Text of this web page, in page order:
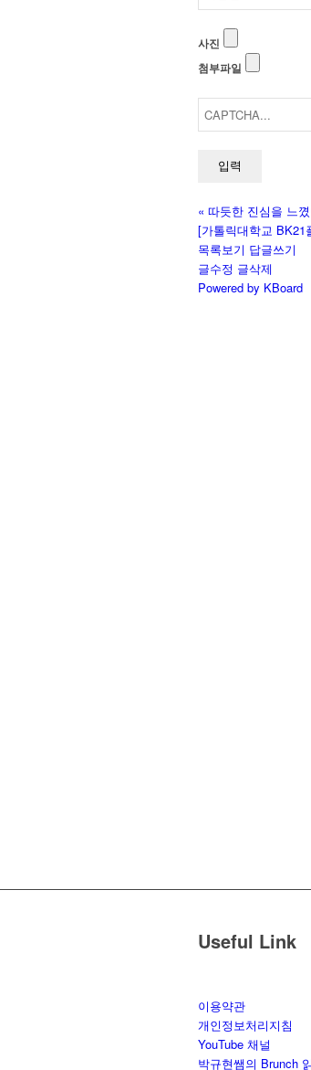
사진
첨부파일
« 따듯한 진심을 느
[가톨릭대학교 BK21
목록보기 답글쓰기
글수정 글삭제
Powered by KBoard
Useful Link
이용약관
개인정보처리지침
YouTube 채널
박규현쌤의 Brunch